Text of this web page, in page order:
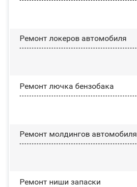
Ремонт лoĸepoв автомобиля
Ремонт лючка бензобака
Ремонт молдингов автомобиля
Ремонт ниши запаски